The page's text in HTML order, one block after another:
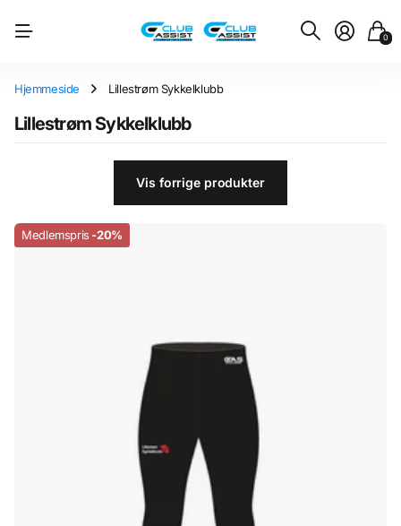
0
Hjemmeside Lillestrøm Sykkelklubb
Lillestrøm Sykkelklubb
Vis forrige produkter
Medlemspris -20%